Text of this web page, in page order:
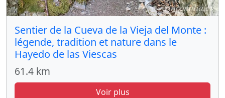
Sentier de la Cueva de la Vieja del Monte :
légende, tradition et nature dans le
Hayedo de las Viescas
61.4 km
Voir plus